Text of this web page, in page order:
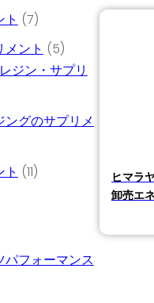
77個の商品
ント
55個の商品
ジン・サプリ
商品
グのサプリメ
1111個の商品
の商品
商品
フォーマンス
ヒマラ
卸売エ